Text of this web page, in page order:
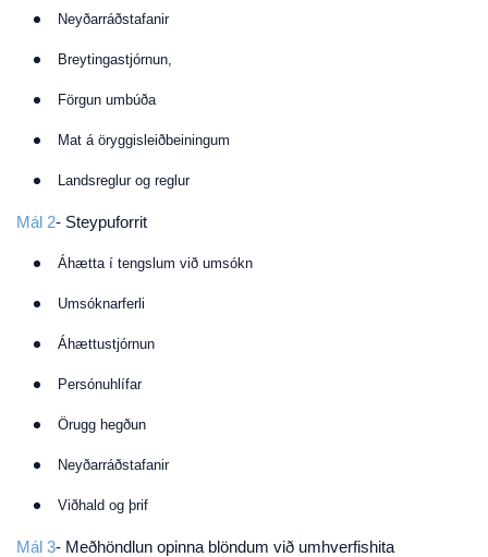
Neyðarráðstafanir
Breytingastjórnun,
Förgun umbúða
Mat á öryggisleiðbeiningum
Landsreglur og reglur
Mál 2- Steypuforrit
Áhætta í tengslum við umsókn
Umsóknarferli
Áhættustjórnun
Persónuhlífar
Örugg hegðun
Neyðarráðstafanir
Viðhald og þrif
Mál 3- Meðhöndlun opinna blöndum við umhverfishita